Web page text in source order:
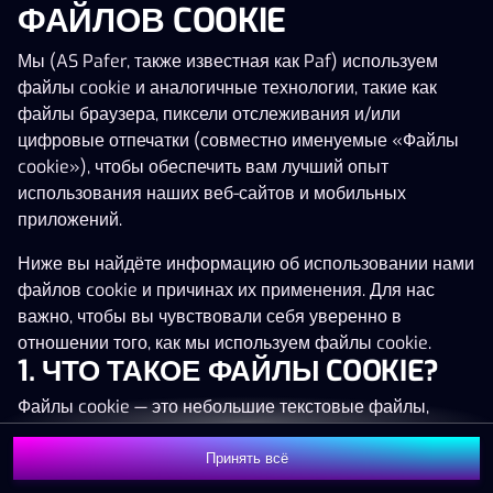
Нажми в любое место!
MEGA 1 346 741 €
MAJOR 82 041 €
MINOR 1 261 €Присоединиться
ФАЙЛОВ COOKIE
Мы (AS Pafer, также известная как Paf) используем
файлы cookie и аналогичные технологии, такие как
файлы браузера, пиксели отслеживания и/или
цифровые отпечатки (совместно именуемые «Файлы
cookie»), чтобы обеспечить вам лучший опыт
использования наших веб-сайтов и мобильных
приложений.
Ниже вы найдёте информацию об использовании нами
файлов cookie и причинах их применения. Для нас
важно, чтобы вы чувствовали себя уверенно в
отношении того, как мы используем файлы cookie.
1. ЧТО ТАКОЕ ФАЙЛЫ COOKIE?
Файлы cookie — это небольшие текстовые файлы,
которые сохраняются на вашем устройстве (например,
на компьютере, мобильном телефоне или планшете)
при посещении наших веб-сайтов. Размещение
Принять всё